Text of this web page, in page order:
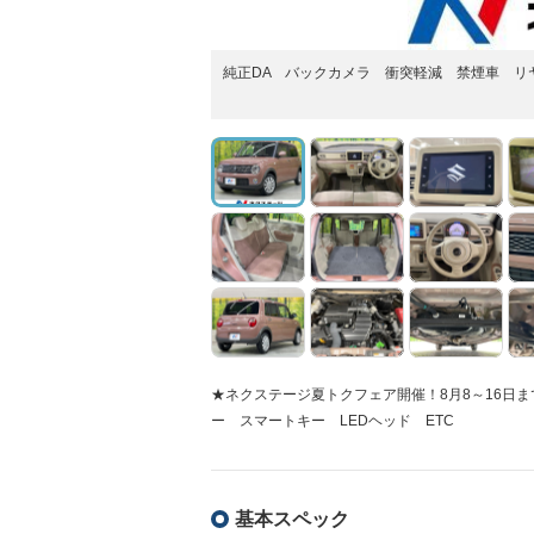
純正DA バックカメラ 衝突軽減 禁煙車 リ
★ネクステージ夏トクフェア開催！8月8～16
ー スマートキー LEDヘッド ETC
基本スペック